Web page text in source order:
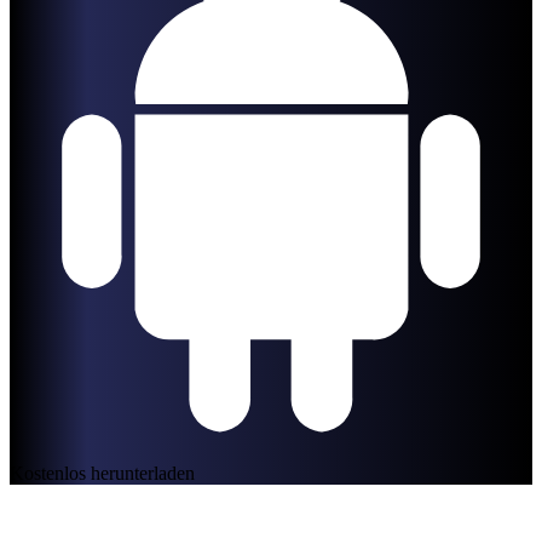
Kostenlos herunterladen